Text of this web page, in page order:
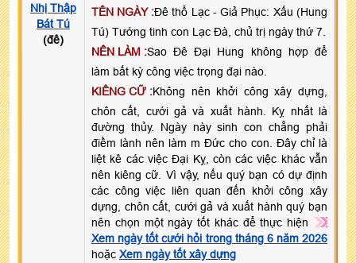
Nhị Thập
Bát Tú
(đê)
TÊN NGÀY :Đê thổ Lạc - Giả Phục: Xấu (Hung
Tú) Tướng tinh con Lạc Đà, chủ trị ngày thứ 7.
NÊN LÀM :Sao Đê Đại Hung không hợp để
làm bất kỳ công việc trọng đại nào.
KIÊNG CỮ :Không nên khởi công xây dựng,
chôn cất, cưới gả và xuất hành. Kỵ nhất là
đường thủy. Ngày này sinh con chẳng phải
điềm lành nên làm m Đức cho con. Đây chỉ là
liệt kê các việc Đại Kỵ, còn các việc khác vẫn
nên kiêng cữ. Vì vậy, nếu quý bạn có dự định
các công việc liên quan đến khởi công xây
dựng, chôn cất, cưới gả và xuất hành quý bạn
nên chọn một ngày tốt khác để thực hiện
Xem ngày tốt cưới hỏi trong tháng 6 năm 2026
hoặc Xem ngày tốt xây dựng